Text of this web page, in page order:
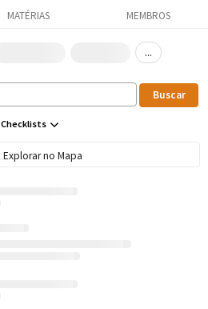
MATÉRIAS MEMBROS
...
Checklists
Explorar no Mapa